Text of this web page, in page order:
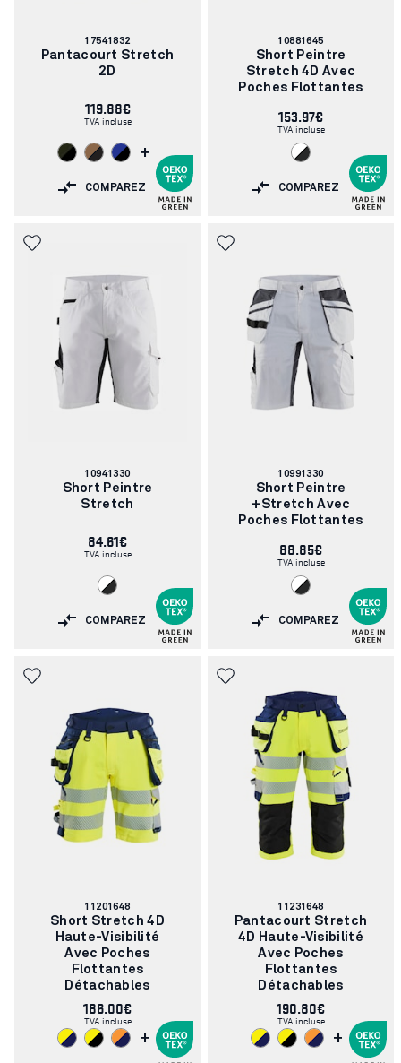
Numéro
d'article:
17541832
Pantacourt Stretch
2D
119.88€
TVA incluse
+
COMPAREZ
Numéro
d'article:
10881645
Short Peintre
Stretch 4D Avec
Poches Flottantes
153.97€
TVA incluse
COMPAREZ
Numéro
d'article:
10941330
Short Peintre
Stretch
84.61€
TVA incluse
COMPAREZ
Numéro
d'article:
10991330
Short Peintre
+stretch Avec
Poches Flottantes
88.85€
TVA incluse
COMPAREZ
Numéro
d'article:
11201648
Short Stretch 4D
Haute-Visibilité
Avec Poches
Flottantes
Détachables
186.00€
TVA incluse
+
Numéro
d'article:
11231648
Pantacourt Stretch
4D Haute-Visibilité
Avec Poches
Flottantes
Détachables
190.80€
TVA incluse
+